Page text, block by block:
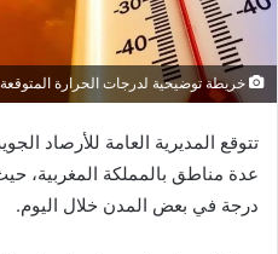
خريطة توضيحية لدرجات الحرارة
تتوقع المديرية العامة للأرصاد
درجة في بعض المدن خلال اليوم.